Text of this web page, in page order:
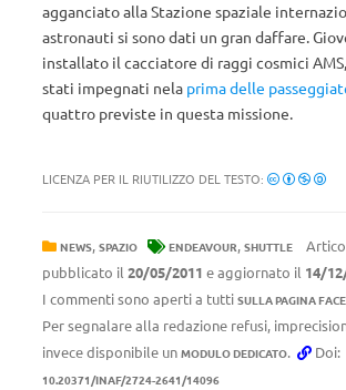
agganciato alla Stazione spaziale
astronauti si sono dati un gran daffare.
installato il cacciatore di raggi cosmici
stati impegnati nela prima delle
quattro previste in questa missione.
LICENZA PER IL RIUTILIZZO DEL TESTO:
NEWS, SPAZIO ENDEAVOUR, SHUTTLE
pubblicato il 20/05/2011 e aggiornato il 14/
I commenti sono aperti a tutti SULLA PAGINA
Per segnalare alla redazione refusi,
invece disponibile un MODULO DEDICATO. Doi:
10.20371/INAF/2724-2641/14096